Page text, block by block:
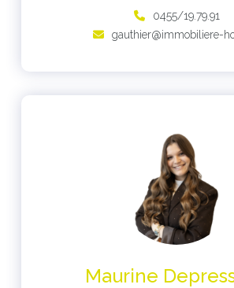
0455/19.79.91
gauthier@immobiliere-
Maurine